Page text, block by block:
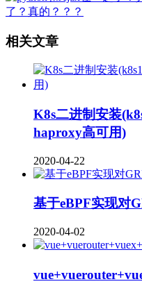
了？真的？？？
相关文章
K8s二进制安装
haproxy高可用)
2020-04-22
基于eBPF实现对
2020-04-02